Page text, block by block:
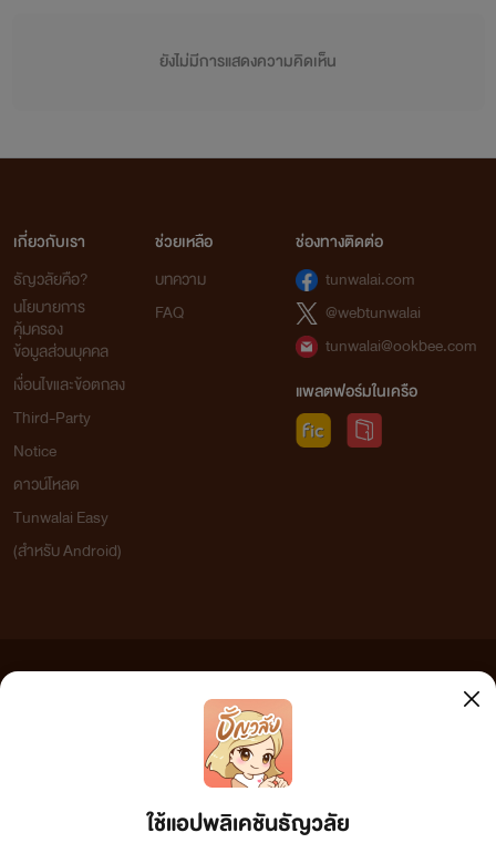
ยังไม่มีการแสดงความคิดเห็น
ใช้แอปพลิเคชันธัญวลัย
เกี่ยวกับเรา
ธัญวลัยคือ?
นโยบายการ
คุ้มครอง
ข้อมูลส่วนบุคคล
เงื่อนไขและข้อตกลง
Third-Party
Notice
ดาวน์โหลด
Tunwalai Easy
(สำหรับ Android)
ช่วยเหลือ
บทความ
FAQ
ช่องทางติดต่อ
tunwalai.com
@webtunwalai
tunwalai@ookbee.com
แพลตฟอร์มในเครือ
เว็บไซต์แห่งนี้ไม่ได้เห็นด้วยและไม่ขอรับผิดชอบต่อข้อความใดๆ ทั้งสิ้น ดังนั้นผู้อ่านทุกท่านโปรดใช้
วิจารณญาณในการกลั่นกรองด้วยตนเอง และหากท่านพบข้อความใดๆ ที่ขัดต่อกฎหมายและศีลธรรม
กรุณาแจ้งมาที่ tunwalai@ookbee.com เพื่อทีมงานจะได้ดำเนินการในทันที ทั้งนี้ ทางเว็บไซต์ขอสงวน
ลิขสิทธิ์ตามพระราชบัญญัติลิขสิทธิ์ (ฉบับเพิ่มเติม) พ.ศ.2558